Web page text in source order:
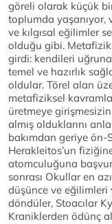
göreli olarak küçük
toplumda yaşanıyor,
ve kılgısal eğilimler
olduğu gibi.
girdi: kendileri
temel ve hazırlık
oldular. Törel alan
metafiziksel
üretmeye
almış olduklarını
bakımdan geriye ön-
Herakleitos’un
atomculuğuna
sonrası Okullar en
düşünce ve
döndüler, Stoacılar
Kraniklerden ödünç